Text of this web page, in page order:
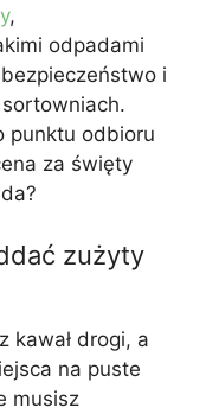
,
odpadami
i
punktu odbioru
za święty
zużyty
kawał drogi, a
na puste
musisz